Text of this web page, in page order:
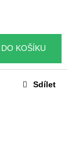
DO KOŠÍKU
Sdílet